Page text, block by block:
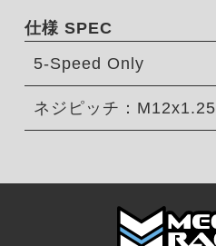
仕様 SPEC
5-Speed Only
ネジピッチ：M12x1.25